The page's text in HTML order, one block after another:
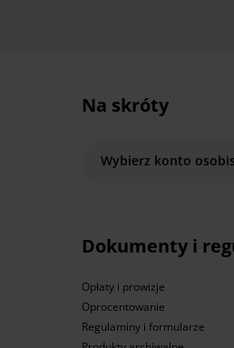
Na skróty
Wybierz konto
Dokumenty i
Opłaty i prowizje
Oprocentowanie
Regulaminy i formularze